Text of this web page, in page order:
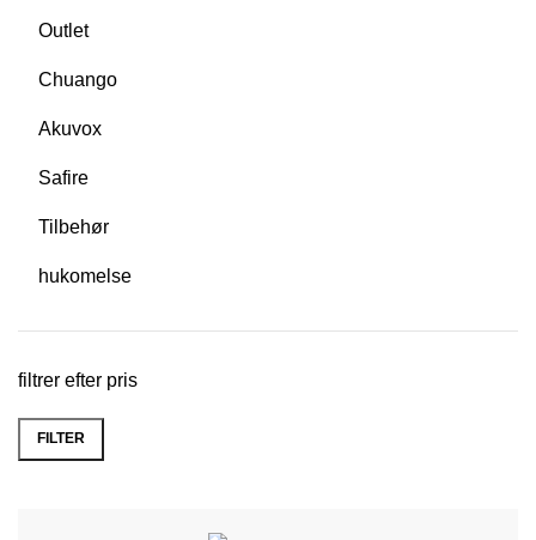
Outlet
Chuango
Akuvox
Safire
Tilbehør
hukomelse
filtrer efter pris
FILTER